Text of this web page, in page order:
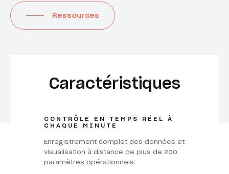
Ressources
Caractéristiques
CONTRÔLE EN TEMPS RÉEL À
CHAQUE MINUTE
Enregistrement complet des données et
visualisation à distance de plus de 200
paramètres opérationnels.